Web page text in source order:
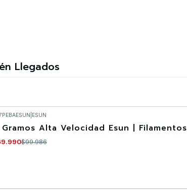
Llegados
ESUN
Alta Velocidad Esun | Filamentos
$99.986